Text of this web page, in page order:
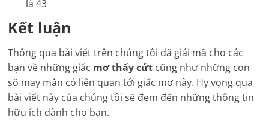
là 43
Kết luận
Thông qua bài viết trên chúng tôi đã giải mã cho các
bạn về những giấc mơ thấy cứt cũng như những con
số may mắn có liên quan tới giấc mơ này. Hy vọng qua
bài viết này của chúng tôi sẽ đem đến những thông tin
hữu ích dành cho bạn.